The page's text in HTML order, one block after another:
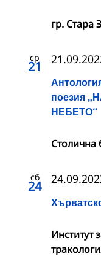
гр. Стара
ср
21
поезия
НЕБЕТО“
Столична
сб
24
Институт